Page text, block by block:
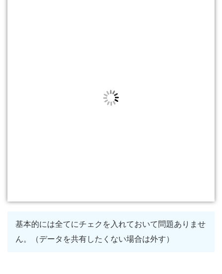
基本的には全てにチェクを入れておいて問題ありませ
ん。（データを共有したくない場合は外す）